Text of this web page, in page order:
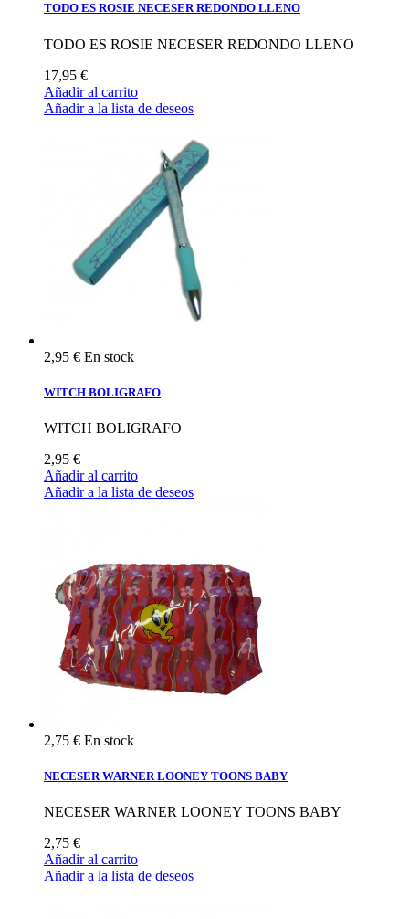
TODO ES ROSIE NECESER REDONDO LLENO
TODO ES ROSIE NECESER REDONDO LLENO
17,95 €
Añadir al carrito
Añadir a la lista de deseos
2,95 € En stock
WITCH BOLIGRAFO
WITCH BOLIGRAFO
2,95 €
Añadir al carrito
Añadir a la lista de deseos
2,75 € En stock
NECESER WARNER LOONEY TOONS BABY
NECESER WARNER LOONEY TOONS BABY
2,75 €
Añadir al carrito
Añadir a la lista de deseos